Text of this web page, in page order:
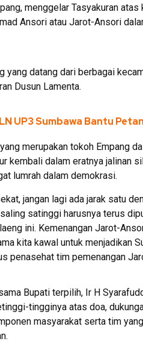
menggelar Tasyakuran
Ansori atau Jarot-Ansori
yang datang dari berbagai
Dusun Lamenta.
UP3 Sumbawa Bantu
merupakan tokoh Empang
kembali dalam eratnya jalinan
lumrah dalam demokrasi.
jangan lagi ada jarak satu
satinggi harusnya terus
ini. Kemenangan Jarot-
kita kawal untuk menjadikan
penasehat tim pemenangan
Bupati terpilih, Ir H
tingginya atas doa,
masyarakat serta tim